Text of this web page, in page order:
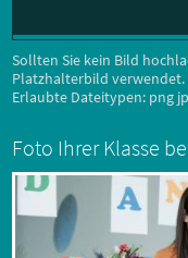
Sollten Sie kein Bild
Platzhalterbild verwendet.
Erlaubte Dateitypen: png
Foto Ihrer Klasse